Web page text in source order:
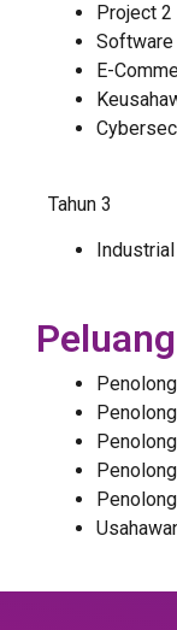
Project 2
Software
E-
Tahun 3